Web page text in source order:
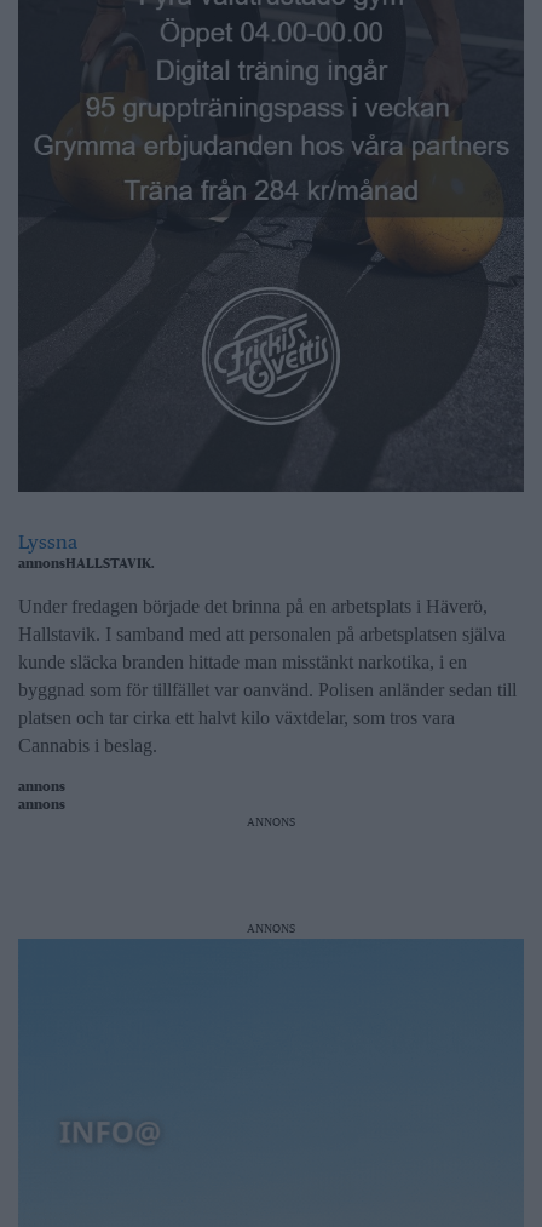
Lyssna
annons HALLSTAVIK.
Under fredagen började det brinna på en arbetsplats i Häverö,
Hallstavik. I samband med att personalen på arbetsplatsen själva
kunde släcka branden hittade man misstänkt narkotika, i en
byggnad som för tillfället var oanvänd. Polisen anländer sedan till
platsen och tar cirka ett halvt kilo växtdelar, som tros vara
Cannabis i beslag.
annons
annons
ANNONS
ANNONS